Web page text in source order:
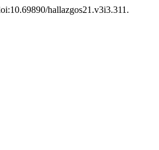
hallazgos21.v3i3.311.